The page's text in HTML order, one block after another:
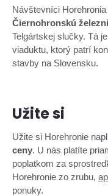
Návštevníci
Čiernohronskú
Telgártskej slučky. Tá
viaduktu, ktorý patrí
stavby na Slovensku.
Užite si
Užite si Horehronie
ceny. U nás platíte
poplatkom za
Horehronie zo zrubu,
ponuky.